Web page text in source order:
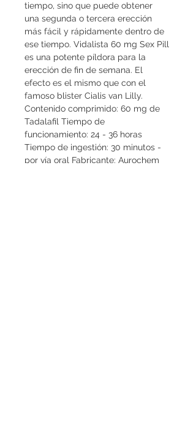
tiempo, sino que puede obtener
una segunda o tercera erección
más fácil y rápidamente dentro de
ese tiempo. Vidalista 60 mg Sex Pill
es una potente píldora para la
erección de fin de semana. El
efecto es el mismo que con el
famoso blister Cialis van Lilly.
Contenido comprimido: 60 mg de
Tadalafil Tiempo de
funcionamiento: 24 - 36 horas
Tiempo de ingestión: 30 minutos -
por vía oral Fabricante: Aurochem